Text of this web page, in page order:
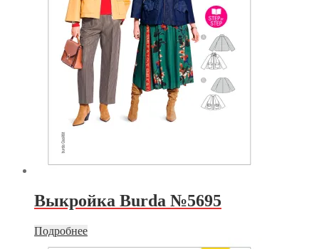
Выкройка Burda №5695
Подробнее